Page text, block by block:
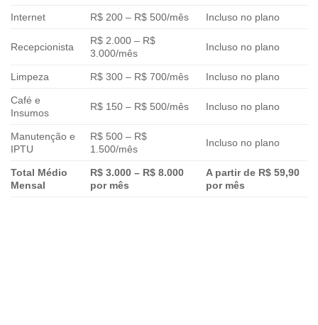
Internet R$ 200 – R$ 500/mês Incluso no plano
Recepcionista
R$ 2.000 – R$
3.000/mês
Incluso no plano
Limpeza R$ 300 – R$ 700/mês Incluso no plano
Café e
Insumos
R$ 150 – R$ 500/mês Incluso no plano
Manutenção e
IPTU
R$ 500 – R$
1.500/mês
Incluso no plano
Total Médio
Mensal
R$ 3.000 – R$ 8.000
por mês
A partir de R$ 59,90
por mês